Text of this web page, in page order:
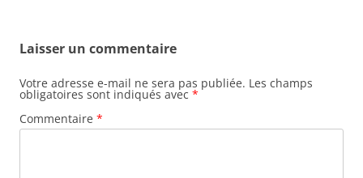
Laisser un commentaire
Votre adresse e-mail ne sera pas publiée. Les champs
obligatoires sont indiqués avec *
Commentaire *